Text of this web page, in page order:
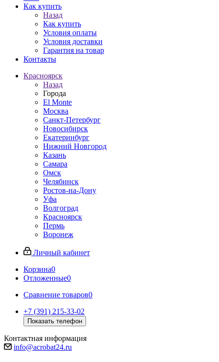
Как купить
Назад
Как купить
Условия оплаты
Условия доставки
Гарантия на товар
Контакты
Красноярск
Назад
Города
El Monte
Москва
Санкт-Петербург
Новосибирск
Екатеринбург
Нижний Новгород
Казань
Самара
Омск
Челябинск
Ростов-на-Дону
Уфа
Волгоград
Красноярск
Пермь
Воронеж
Личный кабинет
Корзина0
Отложенные0
Сравнение товаров0
+7 (391) 215-33-02
Показать телефон
Контактная информация
info@acrobat24.ru